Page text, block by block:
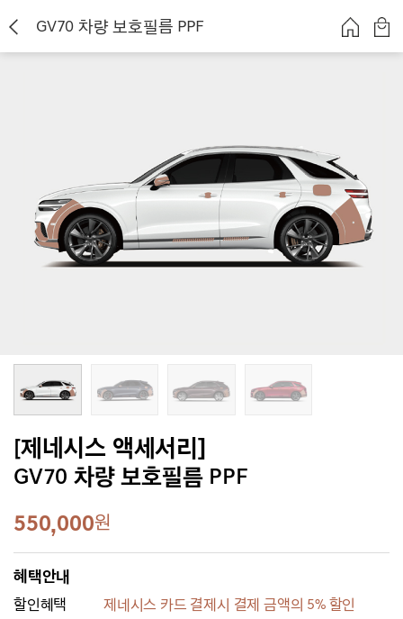
GV70 차량 보호필름 PPF
[제네시스 액세서리]
GV70 차량 보호필름 PPF
550,000원
혜택안내
할인혜택
제네시스 카드 결제시 결제 금액의 5% 할인